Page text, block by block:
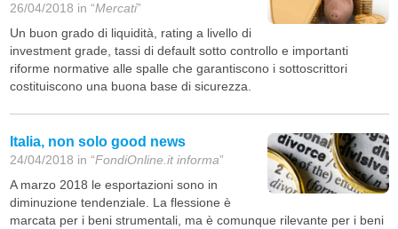
26/04/2018 in “Mercati”
Un buon grado di liquidità, rating a livello di
investment grade, tassi di default sotto controllo e importanti
riforme normative alle spalle che garantiscono i sottoscrittori
costituiscono una buona base di sicurezza.
Italia, non solo good news
24/04/2018 in “FondiOnline.it informa”
A marzo 2018 le esportazioni sono in
diminuzione tendenziale. La flessione è
marcata per i beni strumentali, ma è comunque rilevante per i beni